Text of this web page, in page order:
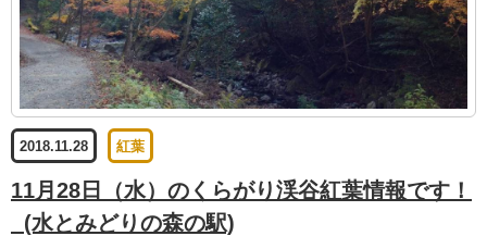
2018.11.28 紅葉
11月28日（水）のくらがり渓谷紅葉情報です！
(水とみどりの森の駅)